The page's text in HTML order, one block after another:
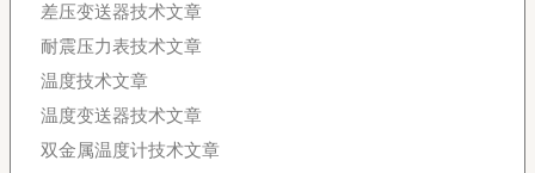
差压变送器技术文章
耐震压力表技术文章
温度技术文章
温度变送器技术文章
双金属温度计技术文章